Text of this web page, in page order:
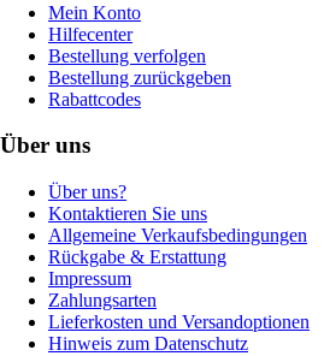
Mein Konto
Hilfecenter
Bestellung verfolgen
Bestellung zurückgeben
Rabattcodes
Über uns
Über uns?
Kontaktieren Sie uns
Allgemeine Verkaufsbedingungen
Rückgabe & Erstattung
Impressum
Zahlungsarten
Lieferkosten und Versandoptionen
Hinweis zum Datenschutz